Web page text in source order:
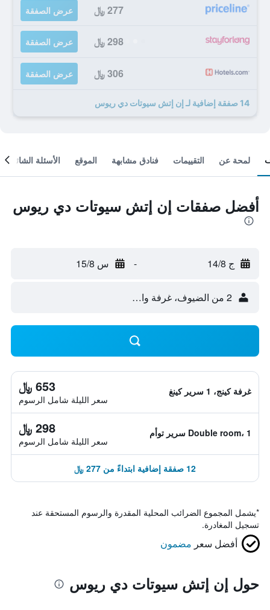
277 ﷼ عرض الصفقة
298 ﷼ عرض الصفقة
306 ﷼ عرض الصفقة
14 صفقة إضافية لـ إن إتش سيوتات دي ريوس
لمحة عن التقييمات فنادق مشابهة الموقع الأسئلة الشائعة
أفضل صفقات إن إتش سيوتات دي ريوس
ج 14/8 - س 15/8
2 من الضيوف، غرفة واحدة
غرفة كينج، 1 سرير كينغ 653 ﷼
سعر الليلة شامل الرسوم
Double room، 1 سرير توأم 298 ﷼
سعر الليلة شامل الرسوم
12 صفقة إضافية ابتداءً من 277 ﷼
*يشمل المجموع الضرائب المحلية المقدرة والرسوم المستحقة عند
تسجيل المغادرة.
أفضل سعر مضمون
حول إن إتش سيوتات دي ريوس